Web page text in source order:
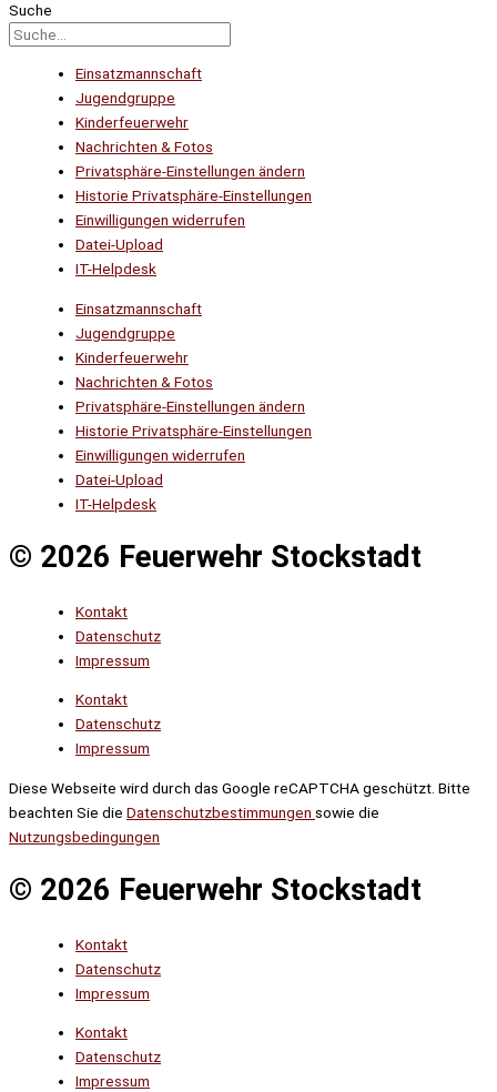
Suche
Einsatzmannschaft
Jugendgruppe
Kinderfeuerwehr
Nachrichten & Fotos
Privatsphäre-Einstellungen ändern
Historie Privatsphäre-Einstellungen
Einwilligungen widerrufen
Datei-Upload
IT-Helpdesk
Einsatzmannschaft
Jugendgruppe
Kinderfeuerwehr
Nachrichten & Fotos
Privatsphäre-Einstellungen ändern
Historie Privatsphäre-Einstellungen
Einwilligungen widerrufen
Datei-Upload
IT-Helpdesk
© 2026 Feuerwehr Stockstadt
Kontakt
Datenschutz
Impressum
Kontakt
Datenschutz
Impressum
Diese Webseite wird durch das Google reCAPTCHA geschützt. Bitte
beachten Sie die Datenschutzbestimmungen sowie die
Nutzungsbedingungen
© 2026 Feuerwehr Stockstadt
Kontakt
Datenschutz
Impressum
Kontakt
Datenschutz
Impressum